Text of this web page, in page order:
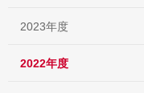
2023年度
2022年度